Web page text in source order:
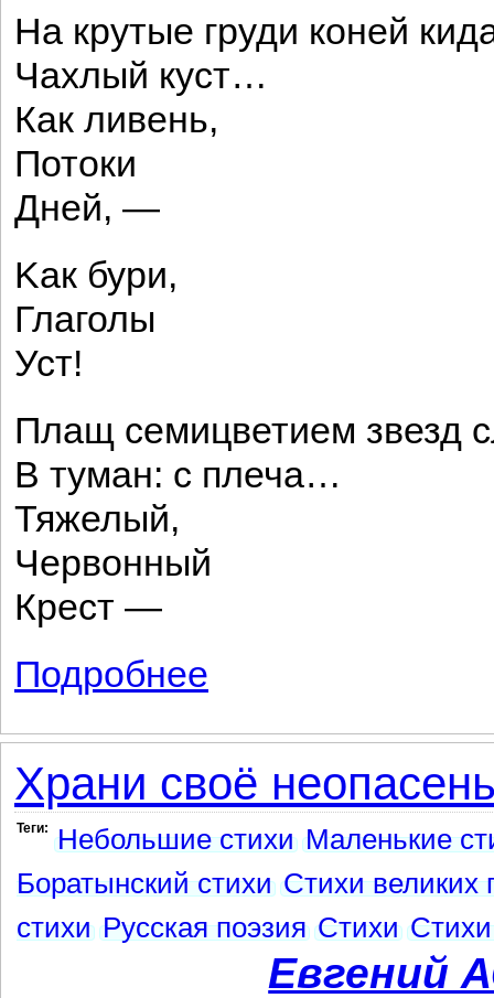
На крутые груди коней
Чахлый куст…
Как ливень,
Потоки
Дней, —
Kaк бури,
Глаголы
Уст!
Плащ семицветием звезд
В туман: с плеча…
Тяжелый,
Червонный
Крест —
Подробнее
Храни своё
Теги: Небольшие стихи Маленькие
Боратынский стихи Стихи великих
стихи Русская поэзия Стихи
Евгений